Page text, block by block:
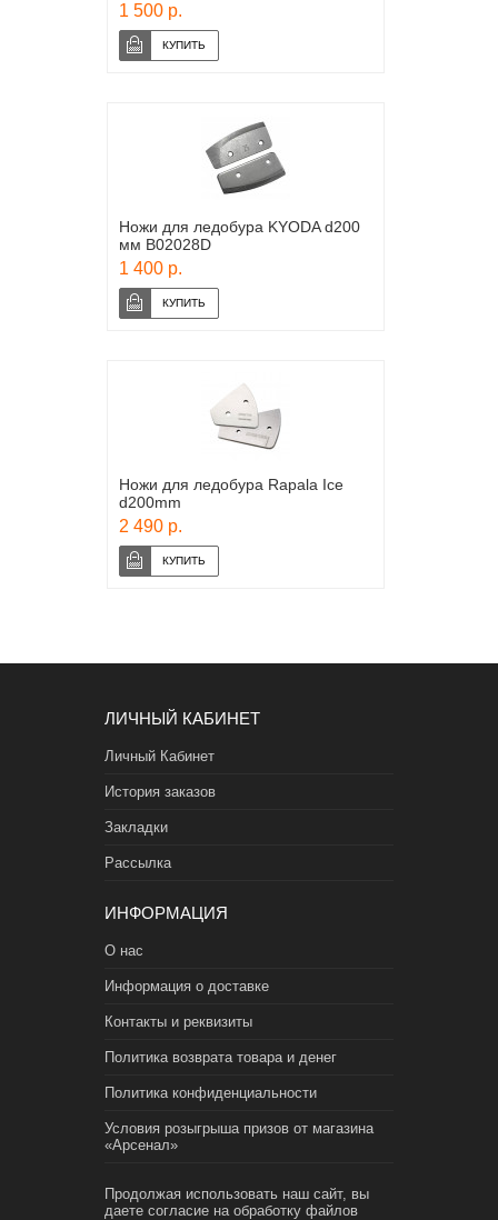
1 500 р.
Ножи для ледобура KYODA d200
мм B02028D
1 400 р.
Ножи для ледобура Rapala Ice
d200mm
2 490 р.
ЛИЧНЫЙ КАБИНЕТ
Личный Кабинет
История заказов
Закладки
Рассылка
ИНФОРМАЦИЯ
О нас
Информация о доставке
Контакты и реквизиты
Политика возврата товара и денег
Политика конфиденциальности
Условия розыгрыша призов от магазина
«Арсенал»
Продолжая использовать наш сайт, вы
даете согласие на обработку файлов